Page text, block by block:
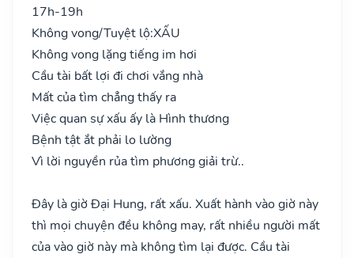
17h-19h
Không vong/Tuyệt lộ:XẤU
Không vong lặng tiếng im hơi
Cầu tài bất lợi đi chơi vắng nhà
Mất của tìm chẳng thấy ra
Việc quan sự xấu ấy là Hình thương
Bệnh tật ắt phải lo lường
Vì lời nguyền rủa tìm phương giải trừ..
Đây là giờ Đại Hung, rất xấu. Xuất hành vào giờ này
thì mọi chuyện đều không may, rất nhiều người mất
của vào giờ này mà không tìm lại được. Cầu tài